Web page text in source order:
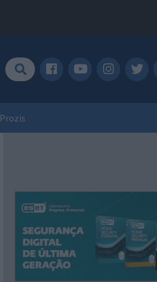
Prozis